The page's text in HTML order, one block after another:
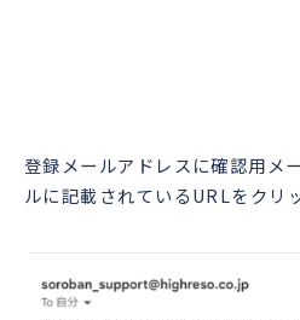
登録メールアドレスに確認用メ
ルに記載されているURLをクリ